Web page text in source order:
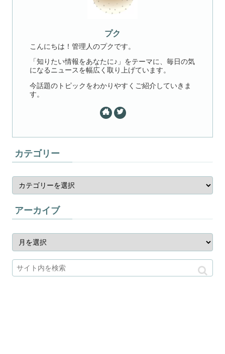
プク
こんにちは！管理人のプクです。
「知りたい情報をあなたに♪」をテーマに、毎日の気
になるニュースを幅広く取り上げています。
今話題のトピックをわかりやすくご紹介していきま
す。
カテゴリー
アーカイブ